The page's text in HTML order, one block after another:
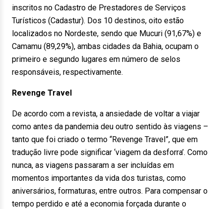
inscritos no Cadastro de Prestadores de Serviços
Turísticos (Cadastur). Dos 10 destinos, oito estão
localizados no Nordeste, sendo que Mucuri (91,67%) e
Camamu (89,29%), ambas cidades da Bahia, ocupam o
primeiro e segundo lugares em número de selos
responsáveis, respectivamente.
Revenge Travel
De acordo com a revista, a ansiedade de voltar a viajar
como antes da pandemia deu outro sentido às viagens –
tanto que foi criado o termo “Revenge Travel”, que em
tradução livre pode significar ‘viagem da desforra’. Como
nunca, as viagens passaram a ser incluídas em
momentos importantes da vida dos turistas, como
aniversários, formaturas, entre outros. Para compensar o
tempo perdido e até a economia forçada durante o